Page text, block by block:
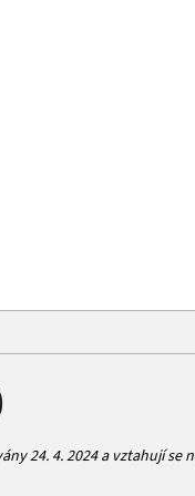
team
24. 4. 2024 a vztahují